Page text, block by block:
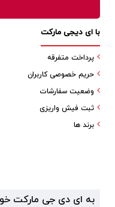
با ای دیجی مارکت
پرداخت متفرقه
حریم خصوصی کاربران
وضعیت سفارشات
ثبت فیش واریزی
برند ها
به ای دی جی مارکت